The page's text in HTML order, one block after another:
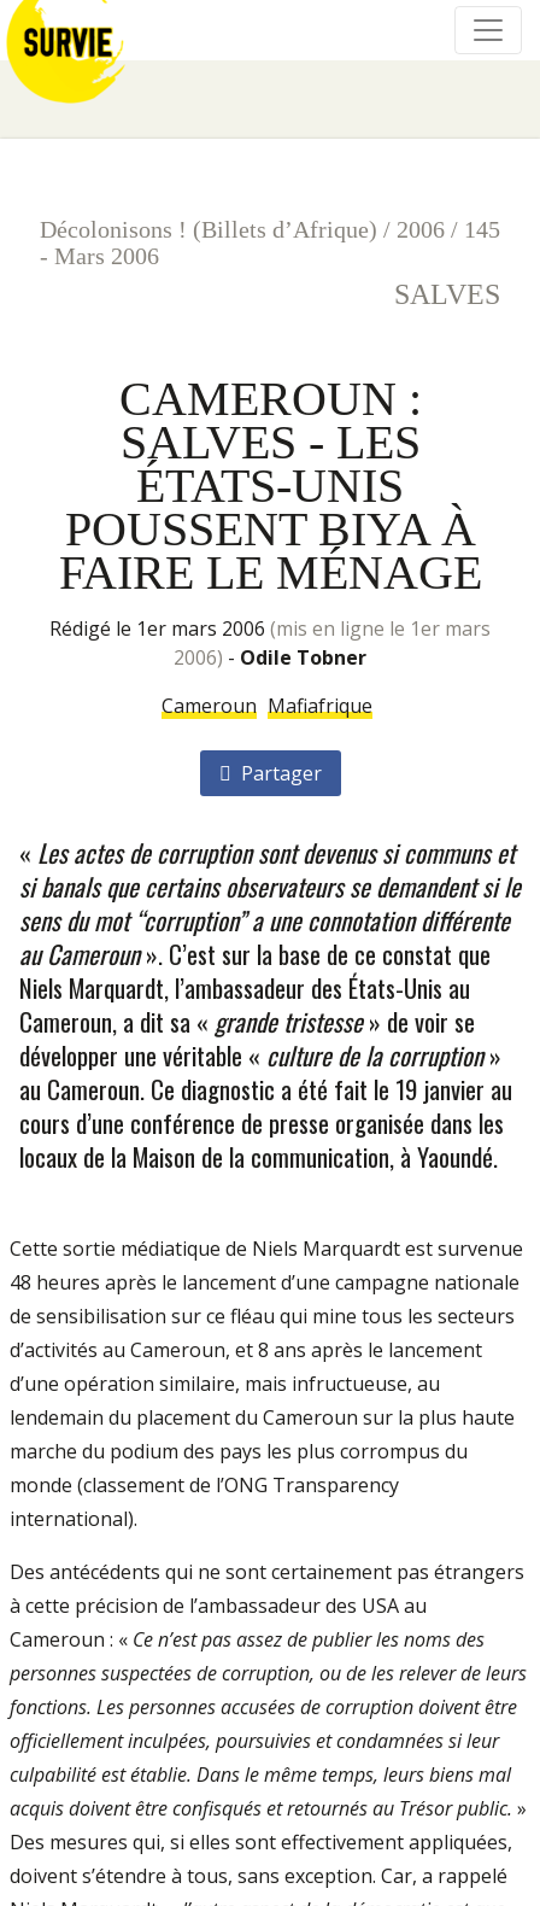
Décolonisons ! (Billets d’Afrique) / 2006 / 145
- Mars 2006
SALVES
CAMEROUN :
SALVES - LES
ÉTATS-UNIS
POUSSENT BIYA À
FAIRE LE MÉNAGE
rédigé le 1er mars 2006 (mis en ligne le 1er mars
2006) - Odile Tobner
Cameroun Mafiafrique
Partager
« Les actes de corruption sont devenus si communs et
si banals que certains observateurs se demandent si le
sens du mot “corruption” a une connotation différente
au Cameroun». C’est sur la base de ce constat que
Niels Marquardt, l’ambassadeur des États-Unis au
Cameroun, a dit sa « grande tristesse» de voir se
développer une véritable « culture de la corruption»
au Cameroun. Ce diagnostic a été fait le 19 janvier au
cours d’une conférence de presse organisée dans les
locaux de la Maison de la communication, à Yaoundé.
Cette sortie médiatique de Niels Marquardt est survenue
48 heures après le lancement d’une campagne nationale
de sensibilisation sur ce fléau qui mine tous les secteurs
d’activités au Cameroun, et 8 ans après le lancement
d’une opération similaire, mais infructueuse, au
lendemain du placement du Cameroun sur la plus haute
marche du podium des pays les plus corrompus du
monde (classement de l’ONG Transparency
international).
Des antécédents qui ne sont certainement pas étrangers
à cette précision de l’ambassadeur des USA au
Cameroun : « Ce n’est pas assez de publier les noms des
personnes suspectées de corruption, ou de les relever de leurs
fonctions. Les personnes accusées de corruption doivent être
officiellement inculpées, poursuivies et condamnées si leur
culpabilité est établie. Dans le même temps, leurs biens mal
acquis doivent être confisqués et retournés au Trésor public. »
Des mesures qui, si elles sont effectivement appliquées,
doivent s’étendre à tous, sans exception. Car, a rappelé